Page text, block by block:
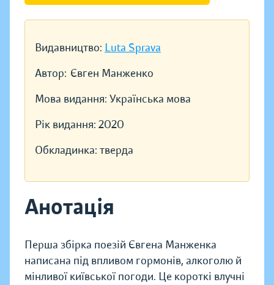
Видавництво: Luta Sprava
Автор: Євген Манженко
Мова видання: Українська мова
Рік видання: 2020
Обкладинка: тверда
Анотація
Перша збірка поезій Євгена Манженка
написана під впливом гормонів, алкоголю й
мінливої київської погоди. Це короткі влучні